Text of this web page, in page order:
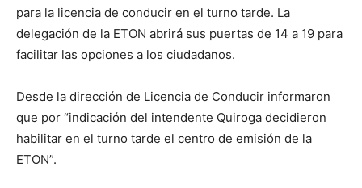
para la licencia de conducir en el turno tarde. La
delegación de la ETON abrirá sus puertas de 14 a 19 para
facilitar las opciones a los ciudadanos.
Desde la dirección de Licencia de Conducir informaron
que por “indicación del intendente Quiroga decidieron
habilitar en el turno tarde el centro de emisión de la
ETON”.